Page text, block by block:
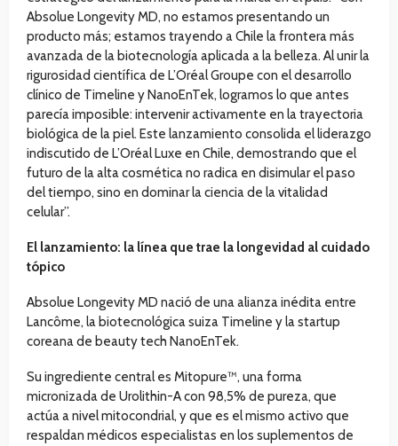
Absolue Longevity MD, no estamos presentando un
producto más; estamos trayendo a Chile la frontera más
avanzada de la biotecnología aplicada a la belleza. Al unir la
rigurosidad científica de L’Oréal Groupe con el desarrollo
clínico de Timeline y NanoEnTek, logramos lo que antes
parecía imposible: intervenir activamente en la trayectoria
biológica de la piel. Este lanzamiento consolida el liderazgo
indiscutido de L’Oréal Luxe en Chile, demostrando que el
futuro de la alta cosmética no radica en disimular el paso
del tiempo, sino en dominar la ciencia de la vitalidad
celular”.
El lanzamiento: la línea que trae la longevidad al cuidado
tópico
Absolue Longevity MD nació de una alianza inédita entre
Lancôme, la biotecnológica suiza Timeline y la startup
coreana de beauty tech NanoEnTek.
Su ingrediente central es Mitopure™, una forma
micronizada de Urolithin-A con 98,5% de pureza, que
actúa a nivel mitocondrial, y que es el mismo activo que
respaldan médicos especialistas en los suplementos de